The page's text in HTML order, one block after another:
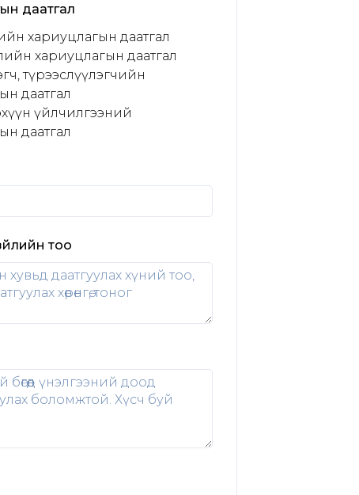
даатгал
хариуцлагын даатгал
хариуцлагын даатгал
түрээслүүлэгчийн
даатгал
үйлчилгээний
даатгал
тоо